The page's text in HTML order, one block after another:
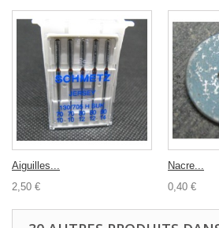
Aiguilles...
2,50 €
Nacre...
0,40 €